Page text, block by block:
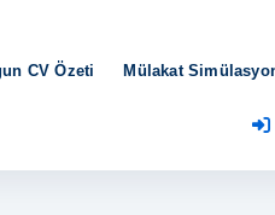
CV Özeti Mülakat